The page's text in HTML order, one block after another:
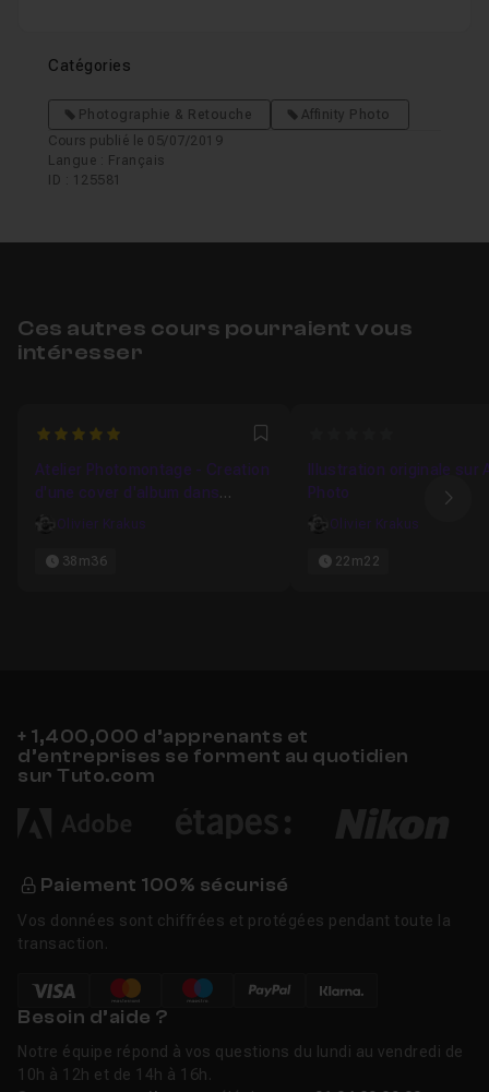
Catégories
Photographie & Retouche
Affinity Photo
Cours publié le 05/07/2019
Langue : Français
ID : 125581
Ces autres cours pourraient vous
intéresser
5 Favori
Atelier Photomontage - Creation
d'une cover d'album dans
Affinity Photo
Olivier Krakus
38m36
Illustration originale sur
Photo
Olivier Krakus
22m22
+ 1,400,000 d’apprenants et
d’entreprises se forment au quotidien
sur Tuto.com
Paiement 100% sécurisé
Vos données sont chiffrées et protégées pendant toute la
transaction.
Besoin d’aide ?
Notre équipe répond à vos questions du lundi au vendredi de
10h à 12h et de 14h à 16h.